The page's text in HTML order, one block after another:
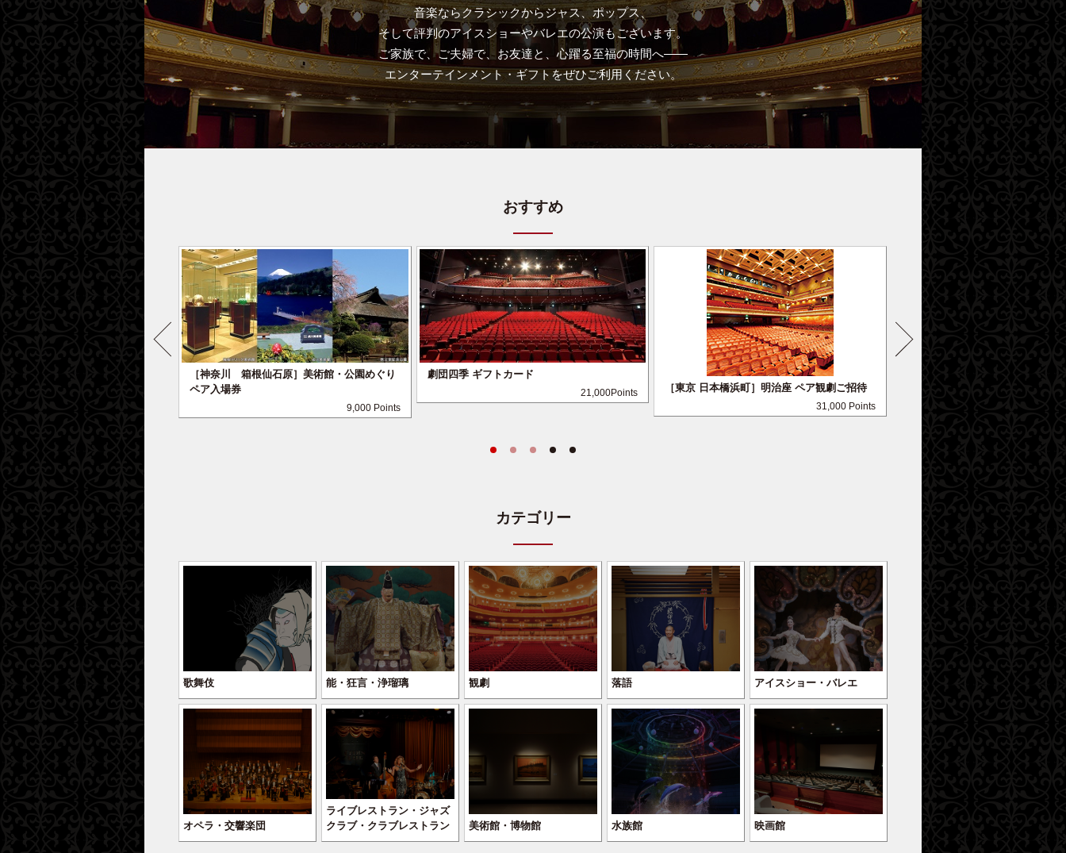
音楽ならクラシックからジャス、ポップス、
そして評判のアイスショーやバレエの公演もございます。
ご家族で、ご夫婦で、お友達と、心躍る至福の時間へ――
エンターテインメント・ギフトをぜひご利用ください。
おすすめ
［神奈川 箱根仙石原］美術館・公園めぐり
ペア入場券
9,000 Points
劇団四季 ギフトカード
21,000Points ［東京 日本橋浜町］明治座 ペア観劇ご招待
31,000 Points
カテゴリー
歌舞伎 能・狂言・浄瑠璃 観劇 落語 アイスショー・バレエ
オペラ・交響楽団
ライブレストラン・ジャズ
クラブ・クラブレストラン
美術館・博物館 水族館 映画館